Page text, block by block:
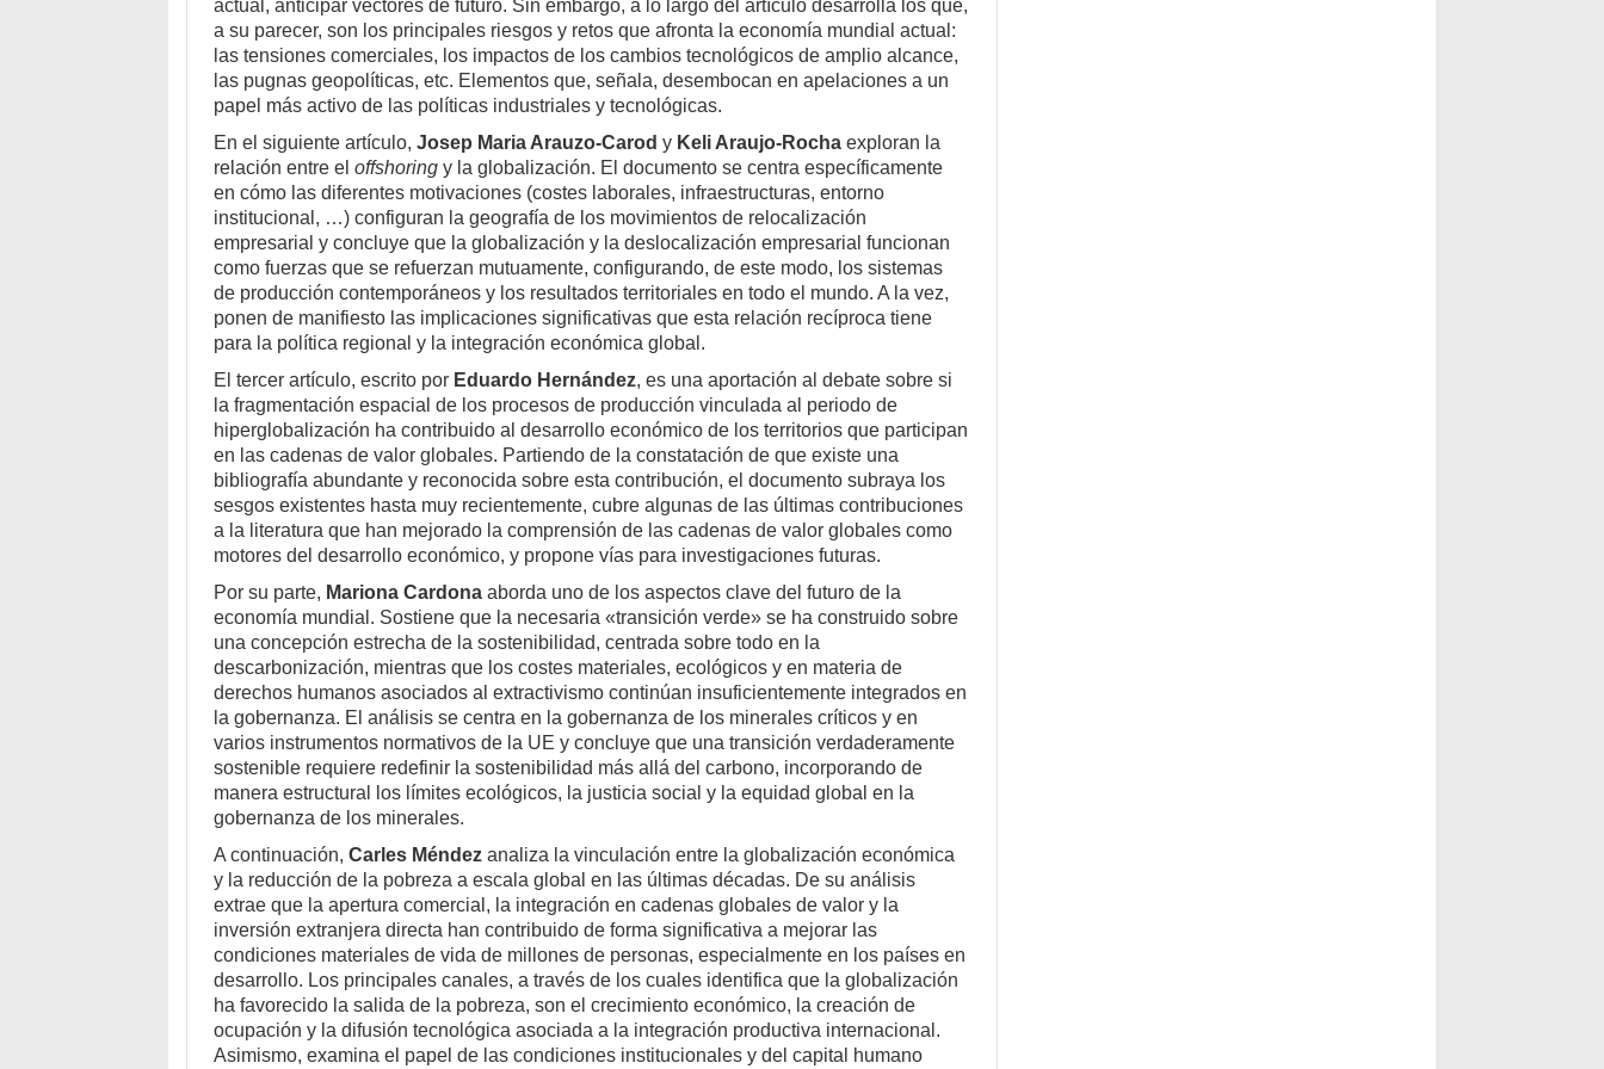
actual, anticipar vectores de futuro. Sin embargo, a lo largo del artículo desarrolla los que,
a su parecer, son los principales riesgos y retos que afronta la economía mundial actual:
las tensiones comerciales, los impactos de los cambios tecnológicos de amplio alcance,
las pugnas geopolíticas, etc. Elementos que, señala, desembocan en apelaciones a un
papel más activo de las políticas industriales y tecnológicas.
En el siguiente artículo,Josep Maria Arauzo-Carod y Keli Araujo-Rocha exploran la
relación entre eloffshoring y la globalización. El documento se centra específicamente
en cómo las diferentes motivaciones (costes laborales, infraestructuras, entorno
institucional, …) configuran la geografía de los movimientos de relocalización
empresarial y concluye que la globalización y la deslocalización empresarial funcionan
como fuerzas que se refuerzan mutuamente, configurando, de este modo, los sistemas
de producción contemporáneos y los resultados territoriales en todo el mundo. A la vez,
ponen de manifiesto las implicaciones significativas que esta relación recíproca tiene
para la política regional y la integración económica global.
El tercer artículo, escrito por Eduardo Hernández, es una aportación al debate sobre si
la fragmentación espacial de los procesos de producción vinculada al periodo de
hiperglobalización ha contribuido al desarrollo económico de los territorios que participan
en las cadenas de valor globales. Partiendo de la constatación de que existe una
bibliografía abundante y reconocida sobre esta contribución, el documento subraya los
sesgos existentes hasta muy recientemente, cubre algunas de las últimas contribuciones
a la literatura que han mejorado la comprensión de las cadenas de valor globales como
motores del desarrollo económico, y propone vías para investigaciones futuras.
Por su parte, Mariona Cardona aborda uno de los aspectos clave del futuro de la
economía mundial. Sostiene que la necesaria «transición verde» se ha construido sobre
una concepción estrecha de la sostenibilidad, centrada sobre todo en la
descarbonización, mientras que los costes materiales, ecológicos y en materia de
derechos humanos asociados al extractivismo continúan insuficientemente integrados en
la gobernanza. El análisis se centra en la gobernanza de los minerales críticos y en
varios instrumentos normativos de la UE y concluye que una transición verdaderamente
sostenible requiere redefinir la sostenibilidad más allá del carbono, incorporando de
manera estructural los límites ecológicos, la justicia social y la equidad global en la
gobernanza de los minerales.
A continuación,Carles Méndez analiza la vinculación entre la globalización económica
y la reducción de la pobreza a escala global en las últimas décadas. De su análisis
extrae que la apertura comercial, la integración en cadenas globales de valor y la
inversión extranjera directa han contribuido de forma significativa a mejorar las
condiciones materiales de vida de millones de personas, especialmente en los países en
desarrollo. Los principales canales, a través de los cuales identifica que la globalización
ha favorecido la salida de la pobreza, son el crecimiento económico, la creación de
ocupación y la difusión tecnológica asociada a la integración productiva internacional.
Asimismo, examina el papel de las condiciones institucionales y del capital humano